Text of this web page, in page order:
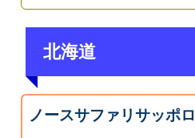
北海道
ノースサファリサッポロ